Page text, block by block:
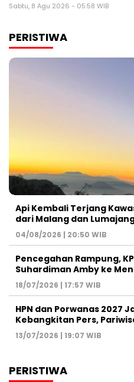
Sabtu, 8 Agu 2026 - 05:58 WIB
PERISTIWA
Api Kembali Terjang
dari Malang dan
04/08/2026 | 20:50 WIB
Pencegahan Rampung,
Suhardiman Amby ke
18/07/2026 | 17:57 WIB
HPN dan Porwanas 2027
Kebangkitan Pers,
13/07/2026 | 19:07 WIB
PERISTIWA